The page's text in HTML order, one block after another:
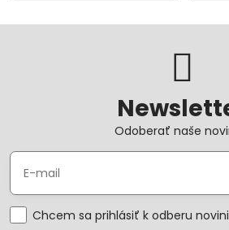
Odoberať naše
Chcem sa prihlásiť k odberu